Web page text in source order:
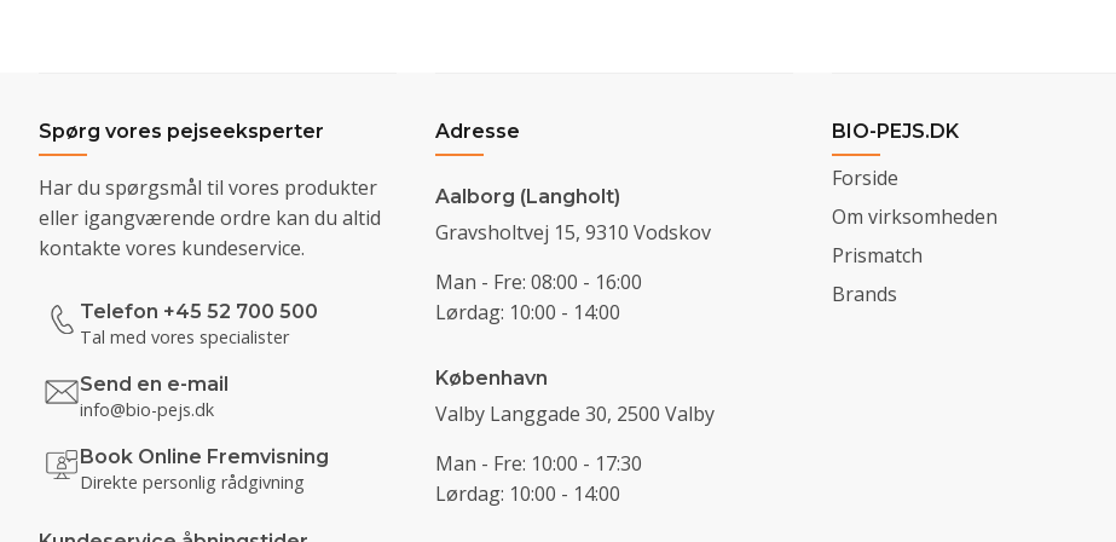
Spørg vores pejseeksperter
Har du spørgsmål til vores produkter
eller igangværende ordre kan du altid
kontakte vores kundeservice.
Telefon +45 52 700 500
Tal med vores specialister
Send en e-mail
info@bio-pejs.dk
Book Online Fremvisning
Direkte personlig rådgivning
Adresse
Aalborg (Langholt)
Gravsholtvej 15, 9310 Vodskov
Man - Fre: 08:00 - 16:00
Lørdag: 10:00 - 14:00
København
Valby Langgade 30, 2500 Valby
Man - Fre: 10:00 - 17:30
Lørdag: 10:00 - 14:00
BIO-PEJS.DK
Forside
Om virksomheden
Prismatch
Brands